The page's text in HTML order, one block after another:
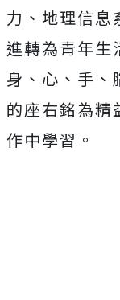
力、地理信息
進轉為青年生
身、心、手、
的座右銘為精
作中學習。